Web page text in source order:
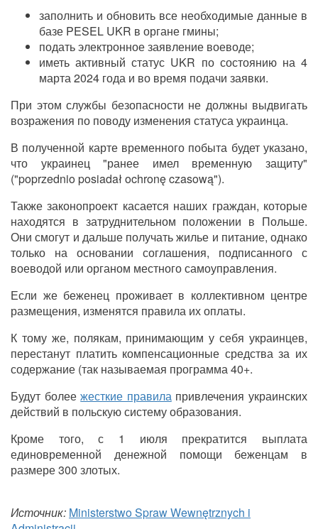
заполнить и обновить все необходимые данные в
базе PESEL UKR в органе гмины;
подать электронное заявление воеводе;
иметь активный статус UKR по состоянию на 4
марта 2024 года и во время подачи заявки.
При этом службы безопасности не должны выдвигать
возражения по поводу изменения статуса украинца.
В полученной карте временного побыта будет указано,
что украинец "ранее имел временную защиту"
("poprzednio posiadał ochronę czasową").
Также законопроект касается наших граждан, которые
находятся в затруднительном положении в Польше.
Они смогут и дальше получать жилье и питание, однако
только на основании соглашения, подписанного с
воеводой или органом местного самоуправления.
Если же беженец проживает в коллективном центре
размещения, изменятся правила их оплаты.
К тому же, полякам, принимающим у себя украинцев,
перестанут платить компенсационные средства за их
содержание (так называемая программа 40+.
Будут болеежесткие правилапривлечения украинских
действий в польскую систему образования.
Кроме того, с 1 июля прекратится выплата
единовременной денежной помощи беженцам в
размере 300 злотых.
Источник: Ministerstwo Spraw Wewnętrznych i